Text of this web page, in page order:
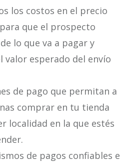
los costos en el precio
que el prospecto
lo que va a pagar y
valor esperado del envío
de pago que permitan a
comprar en tu tienda
localidad en la que estés
de pagos confiables e